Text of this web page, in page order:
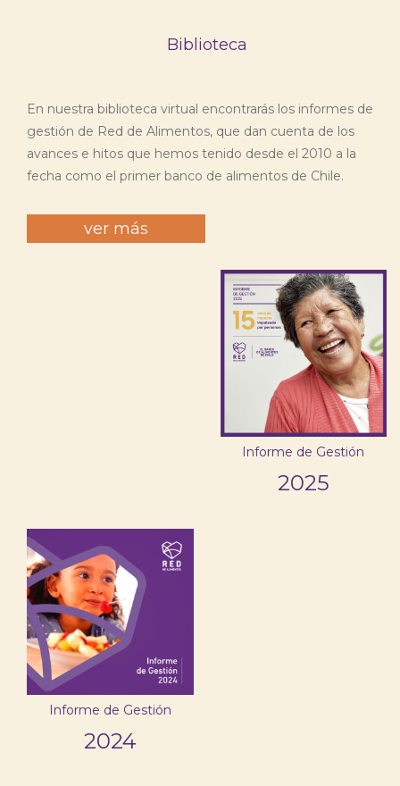
Biblioteca
En nuestra biblioteca virtual encontrarás los informes de
gestión de Red de Alimentos, que dan cuenta de los
avances e hitos que hemos tenido desde el 2010 a la
fecha como el primer banco de alimentos de Chile.
ver más
Informe de Gestión
2025
Informe de Gestión
2024